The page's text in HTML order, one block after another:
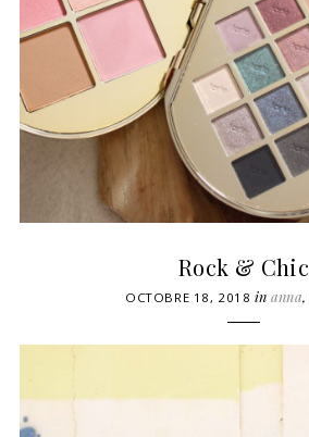
Rock & Chic
OCTOBRE 18, 2018 in anna,